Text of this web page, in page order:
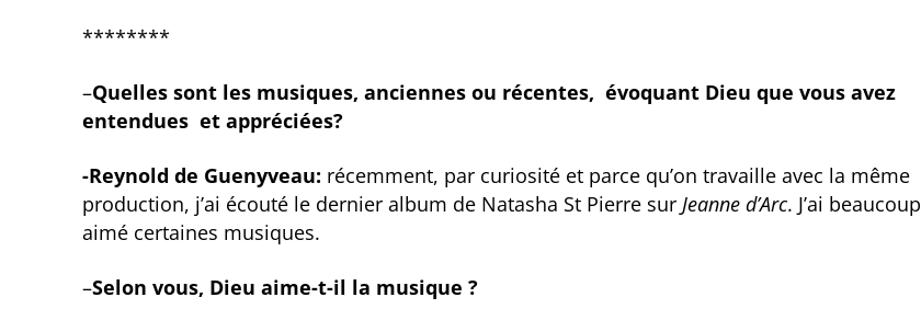
********
–Quelles sont les musiques, anciennes ou récentes, évoquant Dieu que vous avez
entendues et appréciées?
-Reynold de Guenyveau: récemment, par curiosité et parce qu’on travaille avec la même
production, j’ai écouté le dernier album de Natasha St Pierre surJeanne d’Arc. J’ai beaucoup
aimé certaines musiques.
–Selon vous, Dieu aime-t-il la musique ?